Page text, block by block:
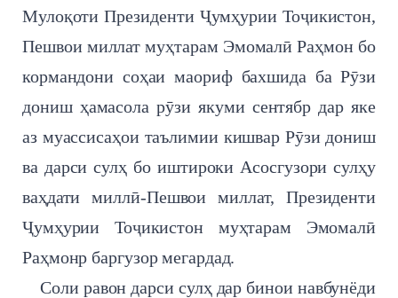
Мулоқоти Президенти Ҷумҳурии Тоҷикистон,
Пешвои миллат муҳтарам Эмомалӣ Раҳмон бо
кормандони соҳаи маориф бахшида ба Рӯзи
дониш ҳамасола рӯзи якуми сентябр дар яке
аз муассисаҳои таълимии кишвар Рӯзи дониш
ва дарси сулҳ бо иштироки Асосгузори сулҳу
ваҳдати миллӣ-Пешвои миллат, Президенти
Ҷумҳурии Тоҷикистон муҳтарам Эмомалӣ
Раҳмонр баргузор мегардад.
Соли равон дарси сулҳ дар бинои навбунёди